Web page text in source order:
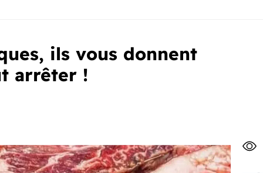
ils vous donnent
arrêter !